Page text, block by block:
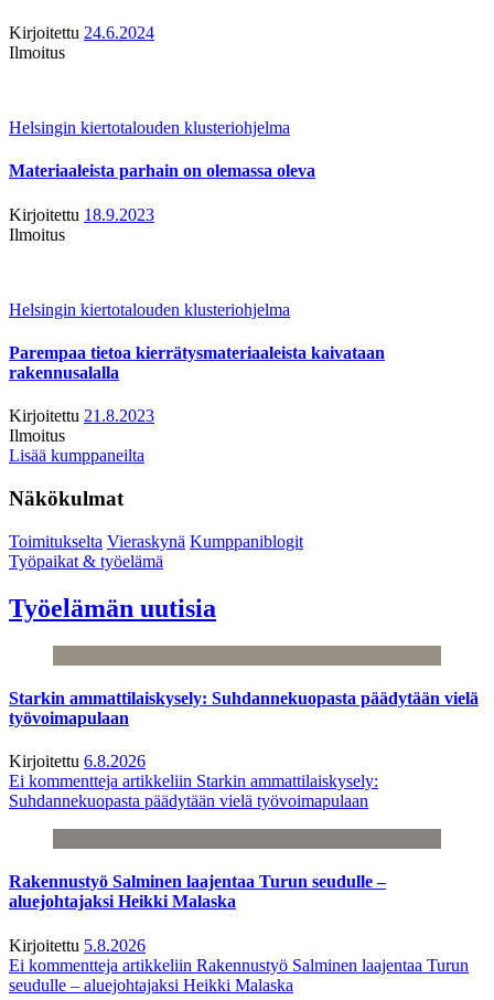
Kirjoitettu 24.6.2024
Ilmoitus
Helsingin kiertotalouden klusteriohjelma
Materiaaleista parhain on olemassa oleva
Kirjoitettu 18.9.2023
Ilmoitus
Helsingin kiertotalouden klusteriohjelma
Parempaa tietoa kierrätysmateriaaleista kaivataan
rakennusalalla
Kirjoitettu 21.8.2023
Ilmoitus
Lisää kumppaneilta
Näkökulmat
Toimitukselta Vieraskynä Kumppaniblogit
Työpaikat & työelämä
Työelämän uutisia
Starkin ammattilaiskysely: Suhdannekuopasta päädytään vielä
työvoimapulaan
Kirjoitettu 6.8.2026
Ei kommentteja artikkeliin Starkin ammattilaiskysely:
Suhdannekuopasta päädytään vielä työvoimapulaan
Rakennustyö Salminen laajentaa Turun seudulle –
aluejohtajaksi Heikki Malaska
Kirjoitettu 5.8.2026
Ei kommentteja artikkeliin Rakennustyö Salminen laajentaa Turun
seudulle – aluejohtajaksi Heikki Malaska